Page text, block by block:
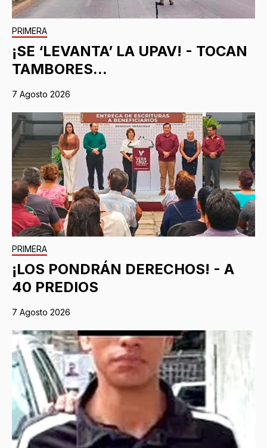
PRIMERA
¡SE ‘LEVANTA’ LA UPAV! - TOCAN
TAMBORES...
7 Agosto 2026
PRIMERA
¡LOS PONDRÁN DERECHOS! - A
40 PREDIOS
7 Agosto 2026